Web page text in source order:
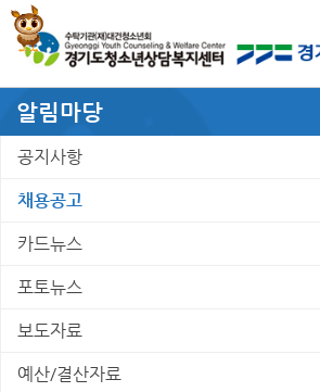
알림마당
공지사항
채용공고
카드뉴스
포토뉴스
보도자료
예산/결산자료